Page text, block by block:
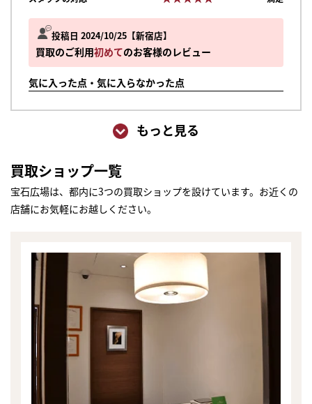
投稿日 2024/10/25 新宿店
買取のご利用初めてのお客様のレビュー
気に入った点・気に入らなかった点
もっと見る
買取ショップ一覧
宝石広場は、都内に3つの買取ショップを設けています。お近くの
店舗にお気軽にお越しください。